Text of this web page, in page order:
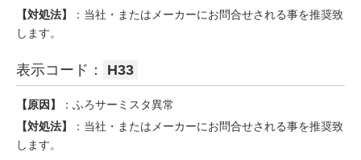
【対処法】
：当社・またはメーカーにお問合せされる事を推奨致
します。
表示コード： H33
【原因】
：ふろサーミスタ異常
【対処法】
：当社・またはメーカーにお問合せされる事を推奨致
します。